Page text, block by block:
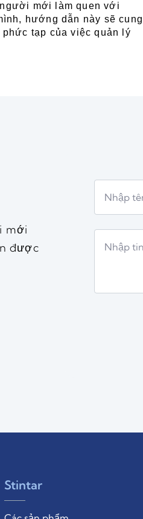
mới làm quen với
hướng dẫn này sẽ cung
tạp của việc quản lý
mới
được
Stintar